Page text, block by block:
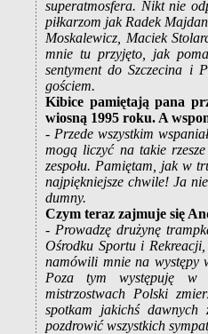
superatmosfera. Nikt nie
piłkarzom jak Radek
Moskalewicz, Maciek
mnie tu przyjęto, jak
sentyment do Szczecina i
gościem.
Kibice pamiętają pana
wiosną 1995 roku. A
- Przede wszystkim
mogą liczyć na takie
zespołu. Pamiętam, jak w
najpiękniejsze chwile! Ja
dumny.
Czym teraz zajmuje się
- Prowadzę drużynę
Ośrodku Sportu i
namówili mnie na występy
Poza tym występuję w
mistrzostwach Polski
spotkam jakichś dawnych
pozdrowić wszystkich